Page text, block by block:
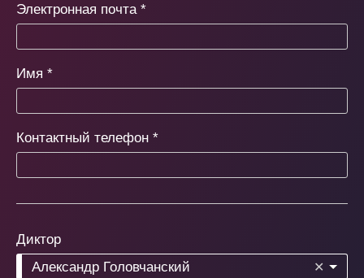
Электронная почта *
Имя *
Контактный телефон *
Диктор
✕
Александр Головчанский